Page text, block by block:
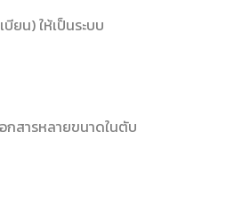
ยน) ให้เป็นระบบ
กสารหลายขนาดในตับ